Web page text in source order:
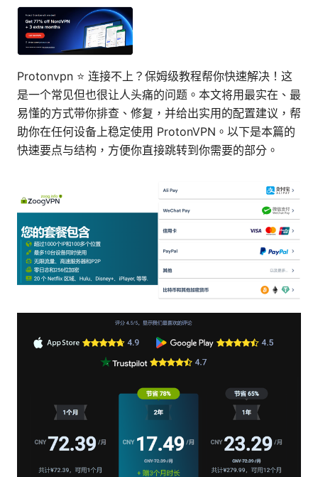
Protonvpn ⭐ 连接不上？保姆级教程帮你快速解决！这
是一个常见但也很让人头痛的问题。本文将用最实在、最
易懂的方式带你排查、修复，并给出实用的配置建议，帮
助你在任何设备上稳定使用 ProtonVPN。以下是本篇的
快速要点与结构，方便你直接跳转到你需要的部分。